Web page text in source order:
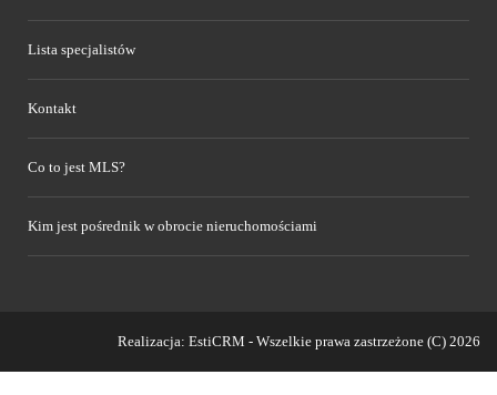
Lista specjalistów
Kontakt
Co to jest MLS?
Kim jest pośrednik w obrocie nieruchomościami
Realizacja: EstiCRM - Wszelkie prawa zastrzeżone (C) 2026